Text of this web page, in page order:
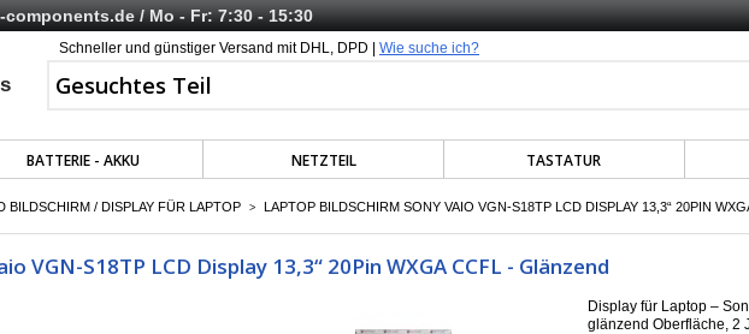
/ Mo - Fr: 7:30 - 15:30
Schneller und günstiger Versand mit DHL, DPD | Wie suche ich?
BATTERIE - AKKU NETZTEIL TASTATUR
BILDSCHIRM / DISPLAY FÜR LAPTOP > LAPTOP BILDSCHIRM SONY VAIO VGN-S18TP LCD DISPLAY 13,3“ 20PIN
VGN-S18TP LCD Display 13,3“ 20Pin WXGA CCFL - Glänzend
Display für Laptop –
g länzend Oberfläche, 2